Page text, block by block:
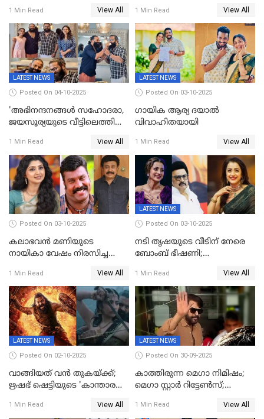
നിഗത്തിന്റെ ഹാൽ
സിനിമയ്ക്ക്
സെൻസർബോർഡിന്റെ
കടുംവെട്ട്
1 Min Read View All
അധ്യായം, വിസ്മയമായി
ലോക 300 കോടി ക്ലബ്ബിൽ
1 Min Read View All
LATEST NEWS
Posted On 04-10-2025
'അഭിനന്ദനങ്ങൾ സഹോദരാ,
ജയസൂര്യയുടെ വീട്ടിലെത്തി
ആഘോഷം'
1 Min Read View All
LATEST NEWS
Posted On 03-10-2025
ഗായിക ആര്യ ദയാൽ
വിവാഹിതയായി
1 Min Read View All
Posted On 03-10-2025
കലാഭവൻ മണിയുടെ
നായികാ വേഷം നിരസിച്ച
നടി ദിവ്യ ഉണ്ണിയല്ലെന്നും
സമൂഹമാധ്യമത്തിൽ കുറിപ്പ്
1 Min Read View All
LATEST NEWS
Posted On 03-10-2025
നടി തൃഷയുടെ വീടിന് നേരെ
ബോംബ് ഭീഷണി;
കണ്ടെത്തൽ
1 Min Read View All
LATEST NEWS
Posted On 02-10-2025
വാങ്ങിയത് വൻ തുകയ്ക്ക്;
ഋഷഭ് ഷെട്ടിയുടെ 'കാന്താര
കാണാം
1 Min Read View All
LATEST NEWS
Posted On 30-09-2025
കാത്തിരുന്ന മെഗാ നിമിഷം;
മെഗാ സ്റ്റാർ റിട്ടേൺസ്;
ക്യാമറയ്ക്ക് മുന്നിലേക്ക്
1 Min Read View All